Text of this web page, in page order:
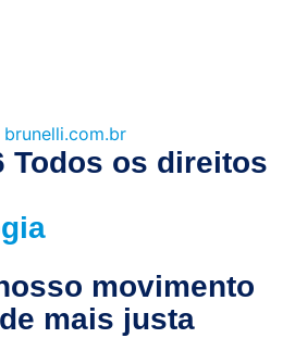
brunelli.com.br
Todos os direitos
movimento
mais justa